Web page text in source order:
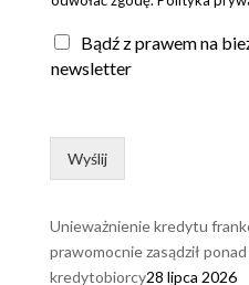
Bądź z prawem na
newsletter
Wyślij
Unieważnienie kredytu
prawomocnie zasądził
kredytobiorcy28 lipca 2026